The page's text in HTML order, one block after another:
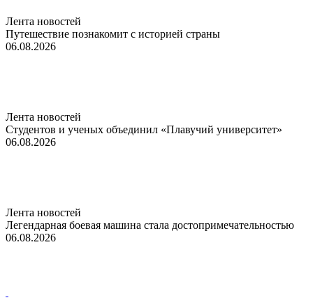
Лента новостей
Путешествие познакомит с историей страны
06.08.2026
Лента новостей
Студентов и ученых объединил «Плавучий университет»
06.08.2026
Лента новостей
Легендарная боевая машина стала достопримечательностью
06.08.2026